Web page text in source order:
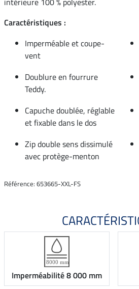
Caractéristiques :
Imperméable et coupe-
vent
Doublure en fourrure
Teddy.
Capuche doublée, réglable
et fixable dans le dos
Zip double sens dissimulé
avec protège-menton
Référence: 653665-XXL-FS
Imperméabilité 8 000 mm